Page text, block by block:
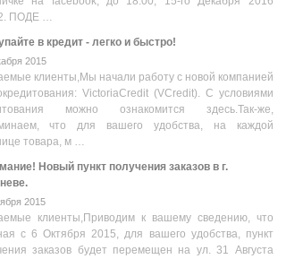
ПОДЕ …
в кредит - легко и быстро!
2015
клиенты,Мы начали работу с новой компанией
VictoriaCredit (VCredit). С условиями
можно ознакомится здесь.Так-же,
что для вашего удобства, на каждой
товара, м …
Новый пункт получения заказов в г.
2015
клиенты,Приводим к вашему сведению, что
с 6 Октября 2015, для вашего удобства, пункт
заказов будет перемещен на ул. 31 Августа